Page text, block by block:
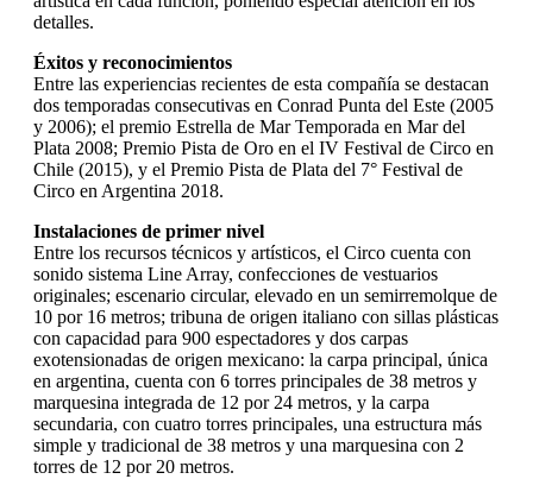
detalles.
Éxitos y reconocimientos
Entre las experiencias recientes de esta compañía se destacan
dos temporadas consecutivas en Conrad Punta del Este (2005
y 2006); el premio Estrella de Mar Temporada en Mar del
Plata 2008; Premio Pista de Oro en el IV Festival de Circo en
Chile (2015), y el Premio Pista de Plata del 7° Festival de
Circo en Argentina 2018.
Instalaciones de primer nivel
Entre los recursos técnicos y artísticos, el Circo cuenta con
sonido sistema Line Array, confecciones de vestuarios
originales; escenario circular, elevado en un semirremolque de
10 por 16 metros; tribuna de origen italiano con sillas plásticas
con capacidad para 900 espectadores y dos carpas
exotensionadas de origen mexicano: la carpa principal, única
en argentina, cuenta con 6 torres principales de 38 metros y
marquesina integrada de 12 por 24 metros, y la carpa
secundaria, con cuatro torres principales, una estructura más
simple y tradicional de 38 metros y una marquesina con 2
torres de 12 por 20 metros.